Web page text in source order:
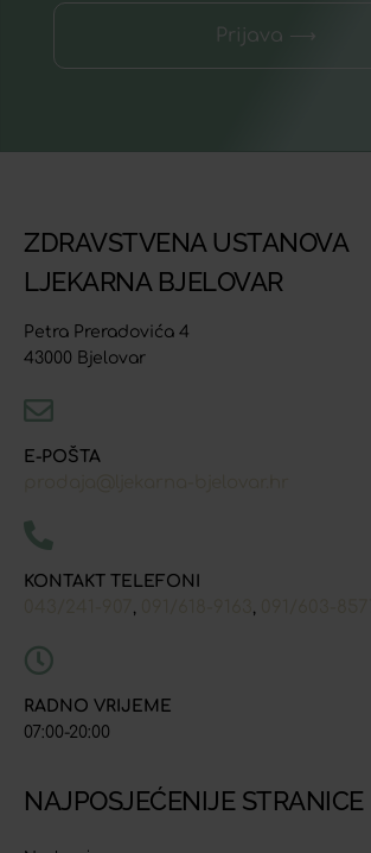
Prijava ⟶
ZDRAVSTVENA USTANOVA
LJEKARNA BJELOVAR
Petra Preradovića 4
43000 Bjelovar
E-POŠTA
KONTAKT TELEFONI
, ,
RADNO VRIJEME
07:00-20:00
NAJPOSJEĆENIJE STRANICE